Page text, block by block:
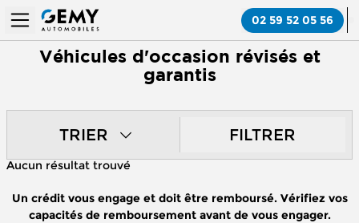
02 59 52 05 56
Véhicules d'occasion révisés et
garantis
TRIER FILTRER
Aucun résultat trouvé
Un crédit vous engage et doit être remboursé. Vérifiez vos
capacités de remboursement avant de vous engager.